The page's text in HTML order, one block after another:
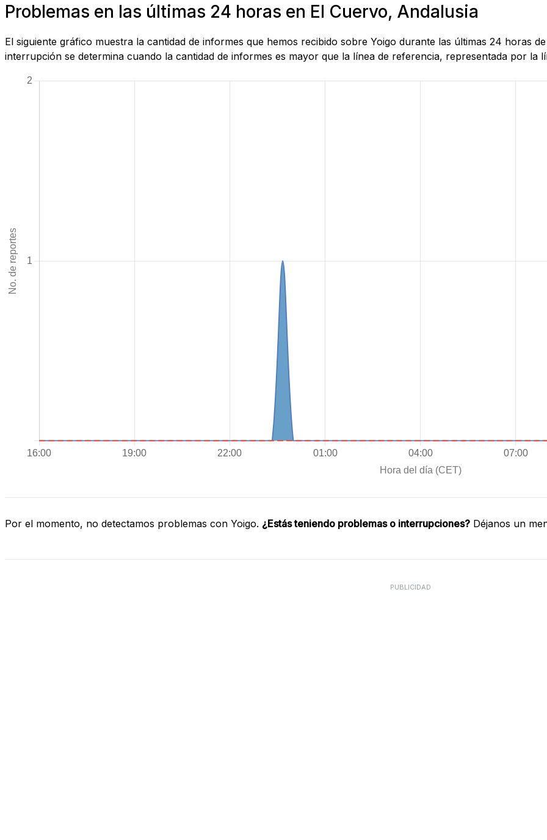
Problemas en las últimas 24 horas en El Cuervo, Andalusia
El siguiente gráfico muestra la cantidad de informes que hemos recibido sobre Yoigo durante las últimas 24 horas
interrupción se determina cuando la cantidad de informes es mayor que la línea de referencia, representada por la
Por el momento, no detectamos problemas con Yoigo. ¿Estás teniendo problemas o interrupciones? Déjanos un
PUBLICIDAD